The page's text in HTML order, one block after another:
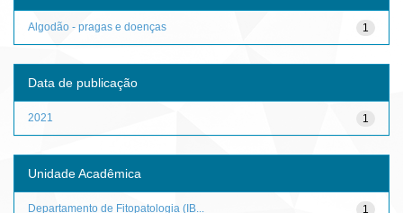
1
Algodão - pragas e doenças
Data de publicação
1
2021
Unidade Acadêmica
1
Departamento de Fitopatologia (IB...